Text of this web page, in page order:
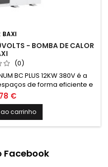
BAXI
- BOMBA DE CALOR
(0)
BC PLUS 12KW 380V é a
de forma eficiente e
ponta e alta eficiência
e redução de custos
já a sua!
€
carrinho
Facebook